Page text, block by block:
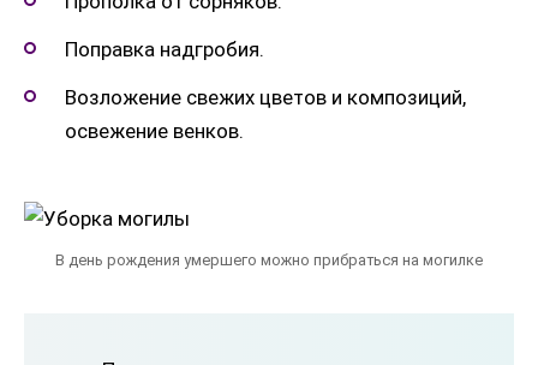
Поправка надгробия.
Возложение свежих цветов и композиций,
освежение венков.
В день рождения умершего можно прибраться на могилке